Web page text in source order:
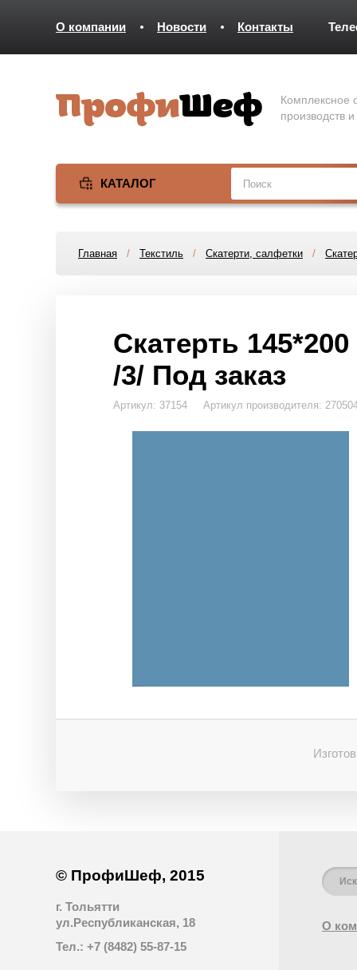
О компании Новости Контакты
Комплексное
производств
КАТАЛОГ
Главная / Текстиль / Скатерти, салфетки /
Скатерть
/3/ Под заказ
Артикул: 37154 Артикул производителя:
© ПрофиШеф, 2015
г. Тольятти
ул.Республиканская, 18
Тел.: +7 (8482) 55-87-15
О